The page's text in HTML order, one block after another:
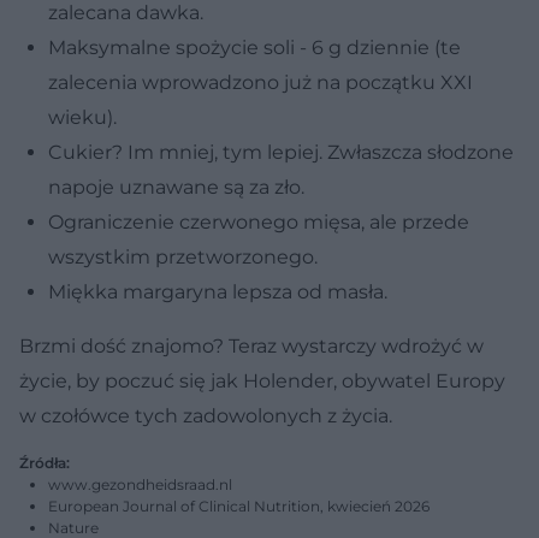
zalecana dawka.
Maksymalne spożycie soli - 6 g dziennie (te
zalecenia wprowadzono już na początku XXI
wieku).
Cukier? Im mniej, tym lepiej. Zwłaszcza słodzone
napoje uznawane są za zło.
Ograniczenie czerwonego mięsa, ale przede
wszystkim przetworzonego.
Miękka margaryna lepsza od masła.
Brzmi dość znajomo? Teraz wystarczy wdrożyć w
życie, by poczuć się jak Holender, obywatel Europy
w czołówce tych zadowolonych z życia.
Źródła:
www.gezondheidsraad.nl
European Journal of Clinical Nutrition, kwiecień 2026
Nature